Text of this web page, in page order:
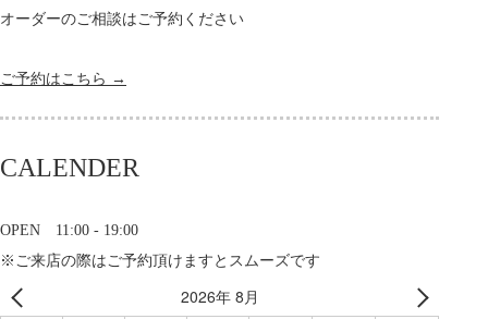
オーダーのご相談はご予約ください
ご予約はこちら →
CALENDER
OPEN 11:00 - 19:00
※ご来店の際はご予約頂けますとスムーズです
2026年 8月